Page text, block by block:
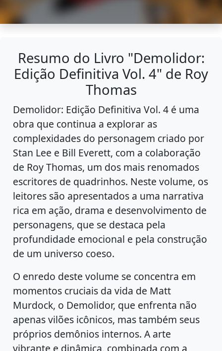
Resumo do Livro "Demolidor:
Edição Definitiva Vol. 4" de Roy
Thomas
Demolidor: Edição Definitiva Vol. 4 é uma
obra que continua a explorar as
complexidades do personagem criado por
Stan Lee e Bill Everett, com a colaboração
de Roy Thomas, um dos mais renomados
escritores de quadrinhos. Neste volume, os
leitores são apresentados a uma narrativa
rica em ação, drama e desenvolvimento de
personagens, que se destaca pela
profundidade emocional e pela construção
de um universo coeso.
O enredo deste volume se concentra em
momentos cruciais da vida de Matt
Murdock, o Demolidor, que enfrenta não
apenas vilões icônicos, mas também seus
próprios demônios internos. A arte